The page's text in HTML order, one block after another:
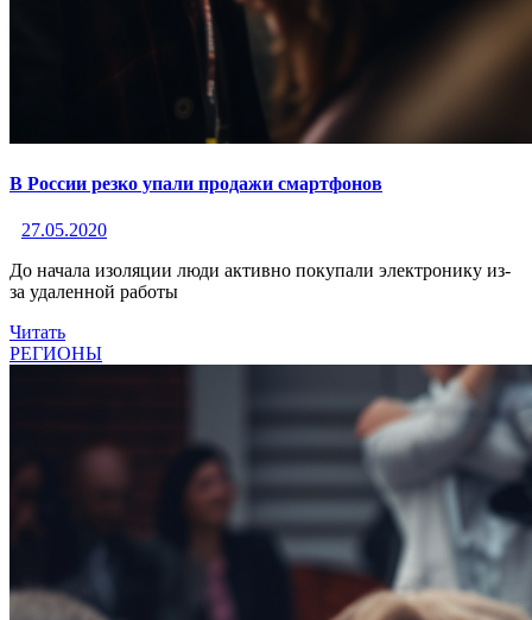
В России резко упали продажи смартфонов
27.05.2020
До начала изоляции люди активно покупали электронику из-
за удаленной работы
Читать
РЕГИОНЫ